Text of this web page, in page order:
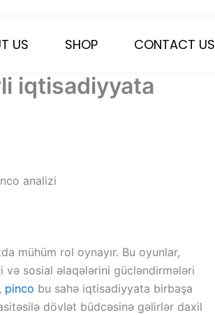
US SHOP CONTACT US
iqtisadiyyata
analizi
mühüm rol oynayır. Bu oyunlar,
və sosial əlaqələrini gücləndirmələri
pinco bu sahə iqtisadiyyata birbaşa
dövlət büdcəsinə gəlirlər daxil